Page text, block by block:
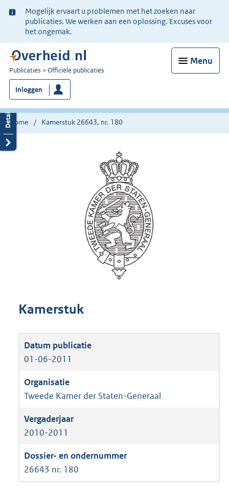
Ter
informatie:
Mogelijk ervaart u problemen met het zoeken naar
publicaties. We werken aan een oplossing. Excuses voor
het ongemak.
Menu
U
bent
nu
hier:
Publicaties Officiële publicaties
Inloggen
Home Kamerstuk 26643, nr. 180
Kamerstuk
01-06-2011
Tweede Kamer der Staten-Generaal
2010-2011
26643 nr. 180